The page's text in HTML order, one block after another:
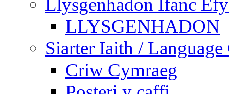
Llysgenhadon Ifanc
LLYSGENHADON
Siarter Iaith / Language
Criw Cymraeg